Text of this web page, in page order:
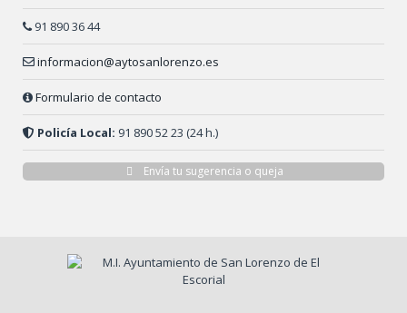
91 890 36 44
informacion@aytosanlorenzo.es
Formulario de contacto
Policía Local: 91 890 52 23 (24 h.)
Envía tu sugerencia o queja